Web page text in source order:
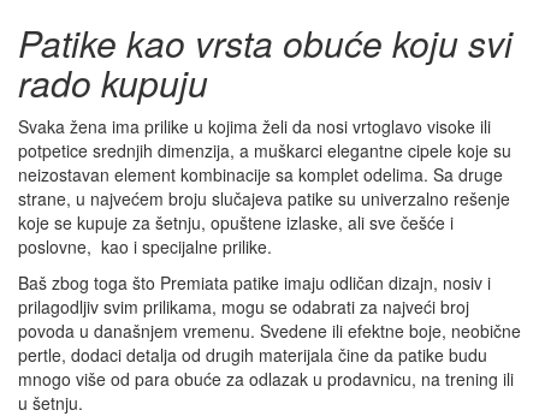
Patike kao vrsta obuće koju svi
rado kupuju
Svaka žena ima prilike u kojima želi da nosi vrtoglavo visoke ili
potpetice srednjih dimenzija, a muškarci elegantne cipele koje su
neizostavan element kombinacije sa komplet odelima. Sa druge
strane, u najvećem broju slučajeva patike su univerzalno rešenje
koje se kupuje za šetnju, opuštene izlaske, ali sve češće i
poslovne, kao i specijalne prilike.
Baš zbog toga što Premiata patike imaju odličan dizajn, nosiv i
prilagodljiv svim prilikama, mogu se odabrati za najveći broj
povoda u današnjem vremenu. Svedene ili efektne boje, neobične
pertle, dodaci detalja od drugih materijala čine da patike budu
mnogo više od para obuće za odlazak u prodavnicu, na trening ili
u šetnju.